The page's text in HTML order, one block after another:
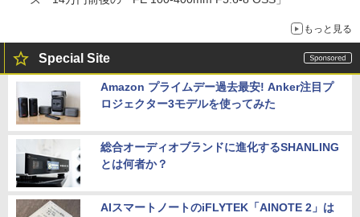
もっと見る
Special Site
Amazon プライムデー過去最安! Anker注目プ
ロジェクター3モデルを使ってみた
総合オーディオブランドに進化するSHANLING
とは何者か？
AIスマートノートのiFLYTEK「AINOTE 2」は